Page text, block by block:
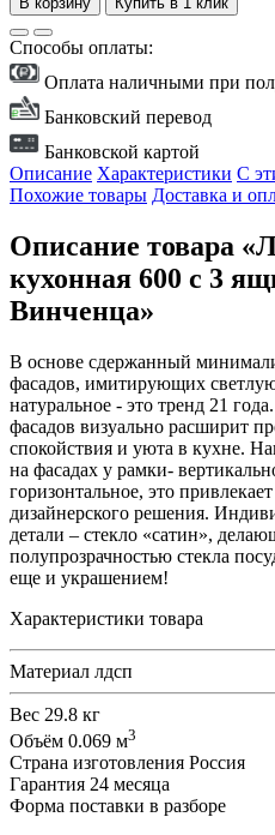
Способы оплаты:
Оплата наличными при
Банковский перевод
Банковской картой
Описание Характеристики С
Похожие товары Доставка и
Описание товара
кухонная 600 с 3
Винченца»
В основе сдержанный
фасадов, имитирующих
натуральное - это тренд 21
фасадов визуально расширит
спокойствия и уюта в кухне.
на фасадах у рамки-
горизонтальное, это
дизайнерского решения.
детали – стекло «сатин»,
полупрозрачностью стекла
еще и украшением!
Характеристики товара
Материал лдсп
Вес 29.8 кг
Объём 0.069 м3
Страна изготовления Россия
Гарантия 24 месяца
Форма поставки в разборе